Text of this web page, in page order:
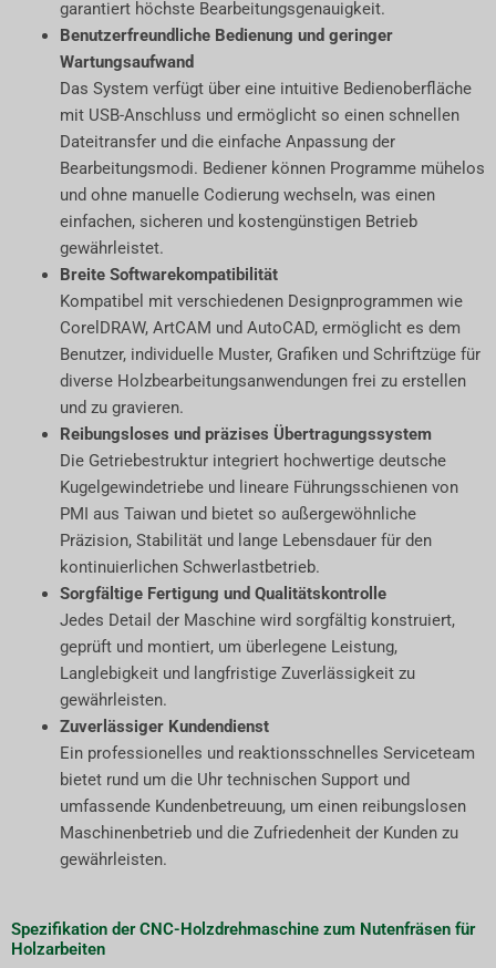
garantiert höchste Bearbeitungsgenauigkeit.
Benutzerfreundliche Bedienung und geringer
Wartungsaufwand
Das System verfügt über eine intuitive Bedienoberfläche
mit USB-Anschluss und ermöglicht so einen schnellen
Dateitransfer und die einfache Anpassung der
Bearbeitungsmodi. Bediener können Programme mühelos
und ohne manuelle Codierung wechseln, was einen
einfachen, sicheren und kostengünstigen Betrieb
gewährleistet.
Breite Softwarekompatibilität
Kompatibel mit verschiedenen Designprogrammen wie
CorelDRAW, ArtCAM und AutoCAD, ermöglicht es dem
Benutzer, individuelle Muster, Grafiken und Schriftzüge für
diverse Holzbearbeitungsanwendungen frei zu erstellen
und zu gravieren.
Reibungsloses und präzises Übertragungssystem
Die Getriebestruktur integriert hochwertige deutsche
Kugelgewindetriebe und lineare Führungsschienen von
PMI aus Taiwan und bietet so außergewöhnliche
Präzision, Stabilität und lange Lebensdauer für den
kontinuierlichen Schwerlastbetrieb.
Sorgfältige Fertigung und Qualitätskontrolle
Jedes Detail der Maschine wird sorgfältig konstruiert,
geprüft und montiert, um überlegene Leistung,
Langlebigkeit und langfristige Zuverlässigkeit zu
gewährleisten.
Zuverlässiger Kundendienst
Ein professionelles und reaktionsschnelles Serviceteam
bietet rund um die Uhr technischen Support und
umfassende Kundenbetreuung, um einen reibungslosen
Maschinenbetrieb und die Zufriedenheit der Kunden zu
gewährleisten.
Spezifikation der CNC-Holzdrehmaschine zum Nutenfräsen für
Holzarbeiten